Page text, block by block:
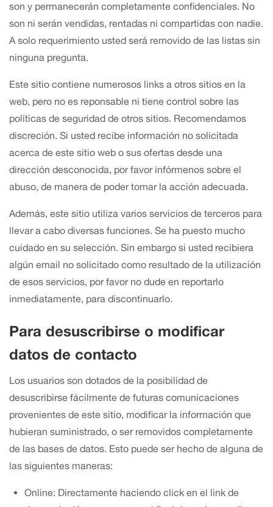
son y permanecerán completamente confidenciales. No
son ni serán vendidas, rentadas ni compartidas con nadie.
A solo requerimiento usted será removido de las listas sin
ninguna pregunta.
Este sitio contiene numerosos links a otros sitios en la
web, pero no es reponsable ni tiene control sobre las
políticas de seguridad de otros sitios. Recomendamos
discreción. Si usted recibe información no solicitada
acerca de este sitio web o sus ofertas desde una
dirección desconocida, por favor infórmenos sobre el
abuso, de manera de poder tomar la acción adecuada.
Además, este sitio utiliza varios servicios de terceros para
llevar a cabo diversas funciones. Se ha puesto mucho
cuidado en su selección. Sin embargo si usted recibiera
algún email no solicitado como resultado de la utilización
de esos servicios, por favor no dude en reportarlo
inmediatamente, para discontinuarlo.
Para desuscribirse o modificar
datos de contacto
Los usuarios son dotados de la posibilidad de
desuscribirse fácilmente de futuras comunicaciones
provenientes de este sitio, modificar la información que
hubieran suministrado, o ser removidos completamente
de las bases de datos. Esto puede ser hecho de alguna de
las siguientes maneras:
Online: Directamente haciendo click en el link de